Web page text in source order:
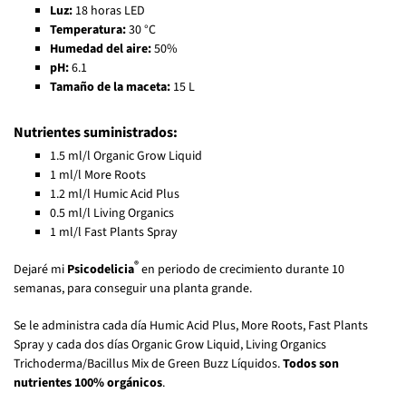
Luz: 18 horas LED
Temperatura:30 °C
Humedad del aire:50%
pH:6.1
Tamaño de la maceta: 15 L
Nutrientes suministrados:
1.5 ml/l Organic Grow Liquid
1 ml/l More Roots
1.2 ml/l Humic Acid Plus
0.5 ml/l Living Organics
1 ml/l Fast Plants Spray
Dejaré mi Psicodelicia® en periodo de crecimiento durante 10
semanas, para conseguir una planta grande.
Se le administra cada día Humic Acid Plus, More Roots, Fast Plants
Spray y cada dos días Organic Grow Liquid, Living Organics
Trichoderma/Bacillus Mix de Green Buzz Líquidos.Todos son
nutrientes 100% orgánicos.